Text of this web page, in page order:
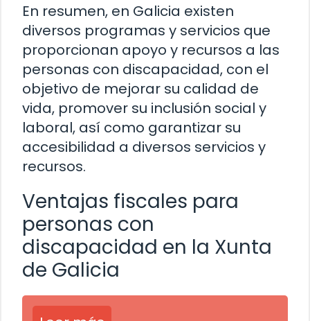
En resumen, en Galicia existen
diversos programas y servicios que
proporcionan apoyo y recursos a las
personas con discapacidad, con el
objetivo de mejorar su calidad de
vida, promover su inclusión social y
laboral, así como garantizar su
accesibilidad a diversos servicios y
recursos.
Ventajas fiscales para
personas con
discapacidad en la Xunta
de Galicia